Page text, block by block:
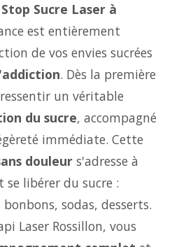
Stop Sucre Laser à
est entièrement
de vos envies sucrées
. Dès la première
un véritable
du sucre, accompagné
immédiate. Cette
douleur s'adresse à
libérer du sucre :
sodas, desserts.
Laser Rossillon, vous